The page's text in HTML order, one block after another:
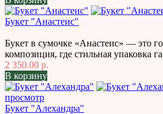
Букет "Анастеис"
Букет в сумочке «Анастеис» — это
композиция, где стильная упаковка
2 350.00 р.
В корзину
просмотр
Букет "Алехандра"